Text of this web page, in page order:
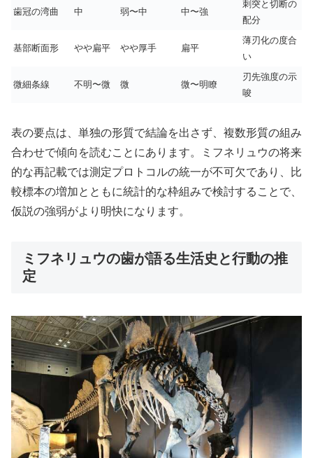
歯冠の湾曲 中 弱〜中 中〜強
刺突と切断の
配分
基部断面形 やや扁平 やや厚手 扁平
薄刃化の度合
い
微細条線 不明〜微 微 微〜明瞭
刃先強度の示
唆
表の要点は、単独の形質で結論を出さず、複数形質の組み
合わせで傾向を読むことにあります。ミフネリュウの将来
的な再記載では測定プロトコルの統一が不可欠であり、比
較標本の増加とともに統計的な枠組みで検討することで、
仮説の強弱がより明快になります。
ミフネリュウの歯が語る生活史と行動の推
定